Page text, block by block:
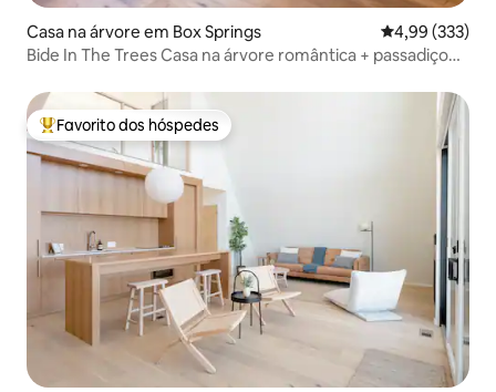
Casa na árvore em Box Springs Classificação
4,99 (333)
Bide In The Trees Casa na árvore romântica + passadiço
Favoritos dos hóspedes mais apreciados
Favorito dos hóspedes